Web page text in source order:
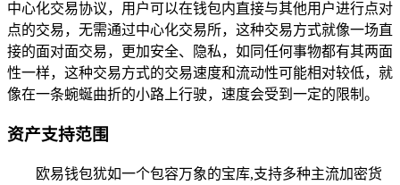
中心化交易协议，用户可以在钱包内直接与其他用户进行点对
点的交易，无需通过中心化交易所，这种交易方式就像一场直
接的面对面交易，更加安全、隐私，如同任何事物都有其两面
性一样，这种交易方式的交易速度和流动性可能相对较低，就
像在一条蜿蜒曲折的小路上行驶，速度会受到一定的限制。
资产支持范围
欧易钱包犹如一个包容万象的宝库,支持多种主流加密货